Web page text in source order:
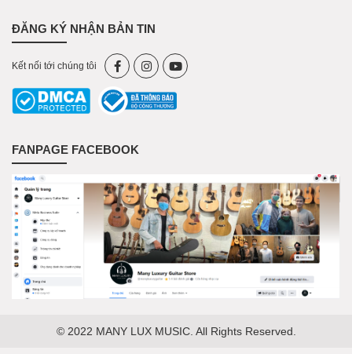
ĐĂNG KÝ NHẬN BẢN TIN
Kết nối tới chúng tôi
FANPAGE FACEBOOK
© 2022 MANY LUX MUSIC. All Rights Reserved.